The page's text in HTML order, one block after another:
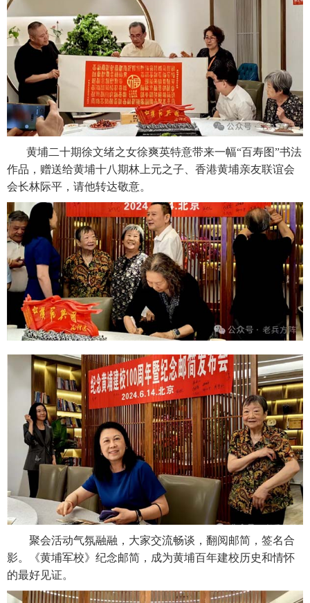
黄埔二十期徐文绪之女徐爽英特意带来一幅“百寿图”书法
作品，赠送给黄埔十八期林上元之子、香港黄埔亲友联谊会
会长林际平，请他转达敬意。
聚会活动气氛融融，大家交流畅谈，翻阅邮简，签名合
影。《黄埔军校》纪念邮简，成为黄埔百年建校历史和情怀
的最好见证。